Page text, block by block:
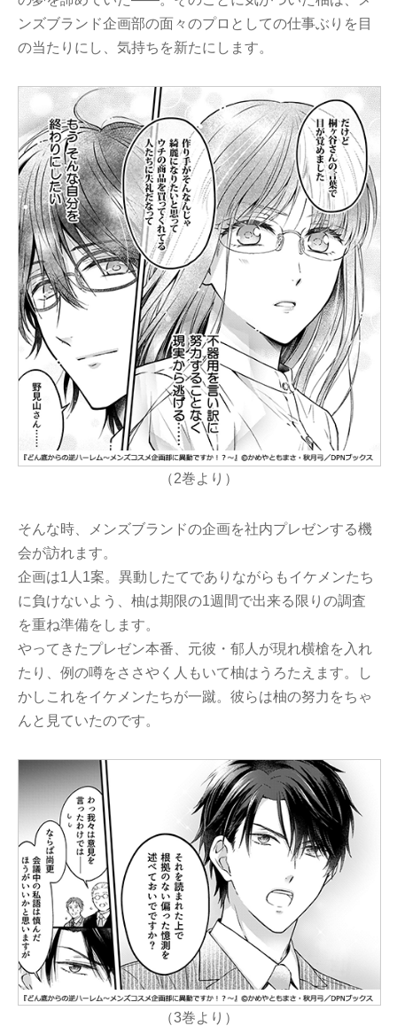
ンズブランド企画部の面々のプロとしての仕事ぶりを目
の当たりにし、気持ちを新たにします。
（2巻より）
そんな時、メンズブランドの企画を社内プレゼンする機
会が訪れます。
企画は1人1案。異動したてでありながらもイケメンたち
に負けないよう、柚は期限の1週間で出来る限りの調査
を重ね準備をします。
やってきたプレゼン本番、元彼・郁人が現れ横槍を入れ
たり、例の噂をささやく人もいて柚はうろたえます。し
かしこれをイケメンたちが一蹴。彼らは柚の努力をちゃ
んと見ていたのです。
（3巻より）